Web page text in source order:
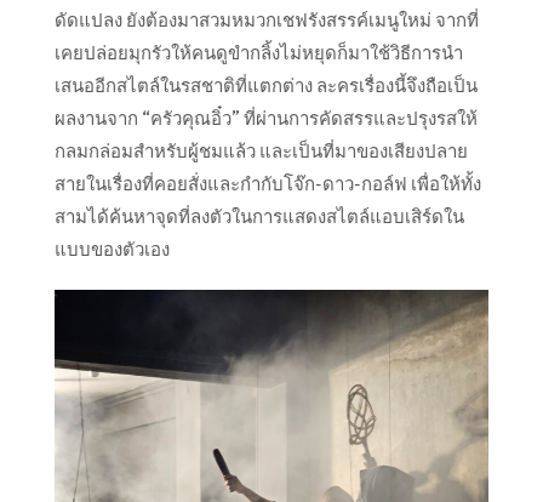
ดัดแปลง ยังต้องมาสวมหมวกเชฟรังสรรค์เมนูใหม่ จากที่
เคยปล่อยมุกรัวให้คนดูขำกลิ้งไม่หยุดก็มาใช้วิธีการนำ
เสนออีกสไตล์ในรสชาติที่แตกต่าง ละครเรื่องนี้จึงถือเป็น
ผลงานจาก “ครัวคุณอิ๋ว” ที่ผ่านการคัดสรรและปรุงรสให้
กลมกล่อมสำหรับผู้ชมแล้ว และเป็นที่มาของเสียงปลาย
สายในเรื่องที่คอยสั่งและกำกับโจ๊ก-ดาว-กอล์ฟ เพื่อให้ทั้ง
สามได้ค้นหาจุดที่ลงตัวในการแสดงสไตล์แอบเสิร์ดใน
แบบของตัวเอง